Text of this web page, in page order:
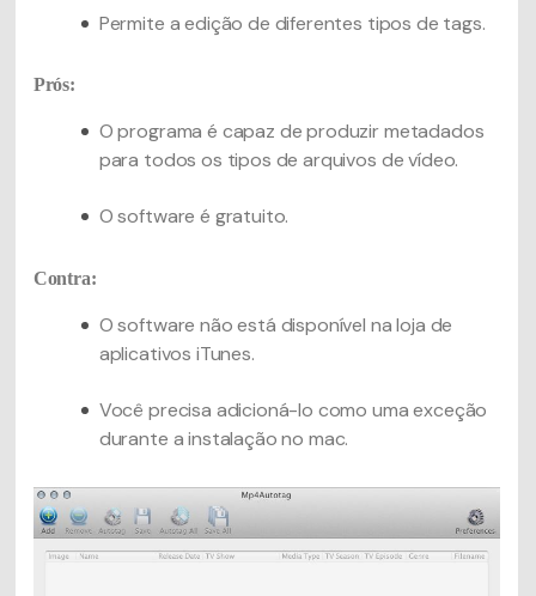
Permite a edição de diferentes tipos de tags.
Prós:
O programa é capaz de produzir metadados
para todos os tipos de arquivos de vídeo.
O software é gratuito.
Contra:
O software não está disponível na loja de
aplicativos iTunes.
Você precisa adicioná-lo como uma exceção
durante a instalação no mac.